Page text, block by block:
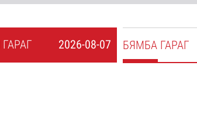
2026-08-07
ГАРАГ БЯМБА ГАРАГ